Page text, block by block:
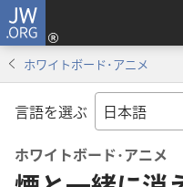
JW.ORG
ホワイトボード･アニメ
言語を選ぶ
ホワイトボード･アニメ